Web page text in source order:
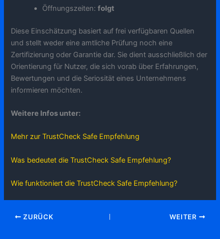
Öffnungszeiten:folgt
Diese Einschätzung basiert auf frei verfügbaren Quellen
und stellt weder eine amtliche Prüfung noch eine
Zertifizierung oder Garantie dar. Sie dient ausschließlich der
Orientierung für Nutzer, die sich vorab über Erfahrungen,
Bewertungen und die Seriosität eines Unternehmens
informieren möchten.
Weitere Infos unter:
Mehr zur TrustCheck Safe Empfehlung
Was bedeutet die TrustCheck Safe Empfehlung?
Wie funktioniert die TrustCheck Safe Empfehlung?
ZURÜCK WEITER